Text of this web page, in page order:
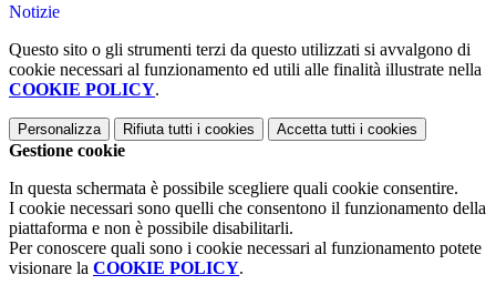
Notizie
Questo sito o gli strumenti terzi da questo utilizzati si avvalgono di
cookie necessari al funzionamento ed utili alle finalità illustrate nella
COOKIE POLICY.
Personalizza Rifiuta tutti i cookies Accetta tutti i cookies
Gestione cookie
In questa schermata è possibile scegliere quali cookie consentire.
I cookie necessari sono quelli che consentono il funzionamento della
piattaforma e non è possibile disabilitarli.
Per conoscere quali sono i cookie necessari al funzionamento potete
visionare la COOKIE POLICY.